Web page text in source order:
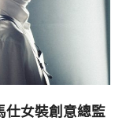
女裝創意總監